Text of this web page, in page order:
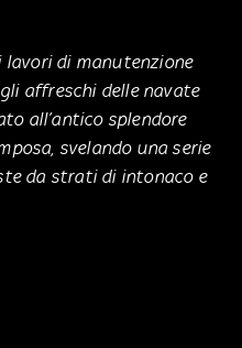
lavori di manutenzione
affreschi delle navate
all’antico splendore
svelando una serie
da strati di intonaco e